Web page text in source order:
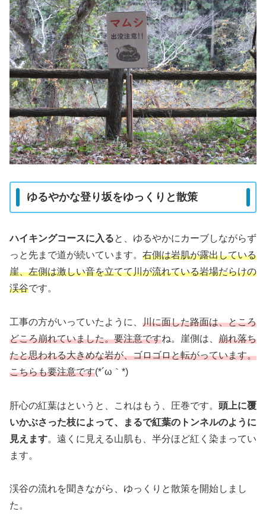
ゆるやかな登り坂をゆっくりと散策
ハイキングコースに入ると、ゆるやかにカーブしながらず
っと先まで道が続いています。 右側は岩肌が露出している
崖、左側は激しい音を立てて川が流れている岩場だらけの
渓谷です。
工事の方がいっていたように、 川に面した路面は、ところ
どころ崩れていました。要注意ですね。崖側は、 崩れ落ち
たと思われる大きめな岩が、ゴロゴロと転がっています。
こちらも要注意です(*´ω｀*)
肝心の紅葉はというと、これはもう、圧巻です。 頭上に覆
いかぶさった枝によって、まるで紅葉のトンネルのように
見えます。遠くに見える山肌も、半分ほど紅く染まってい
ます。
渓谷の流れを聞きながら、ゆっくりと散策を開始しまし
た。